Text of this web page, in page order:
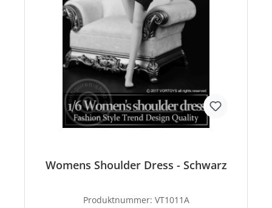
Womens Shoulder Dress - Schwarz
Produktnummer: VT1011A